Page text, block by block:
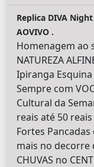
Replica DIVA
AOVIVO .
Homenagem ao
NATUREZA
Ipiranga Esquina
Sempre com
Cultural da
reais até 50
Fortes
mais no
CHUVAS no